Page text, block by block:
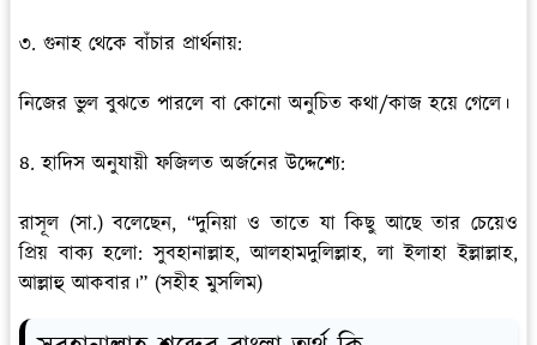
৩. গুনাহ থেকে বাঁচার প্রার্থনায়:
নিজের ভুল বুঝতে পারলে বা কোনো অনুচিত কথা/কাজ হয়ে গেলে।
৪. হাদিস অনুযায়ী ফজিলত অর্জনের উদ্দেশ্যে:
রাসূল (সা.) বলেছেন, “দুনিয়া ও তাতে যা কিছু আছে তার চেয়েও
প্রিয় বাক্য হলো: সুবহানাল্লাহ, আলহামদুলিল্লাহ, লা ইলাহা ইল্লাল্লাহ,
আল্লাহু আকবার।” (সহীহ মুসলিম)